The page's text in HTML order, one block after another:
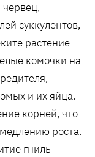
суккулентов,
растение
комочки на
и их яйца.
корней, что
роста.
гниль